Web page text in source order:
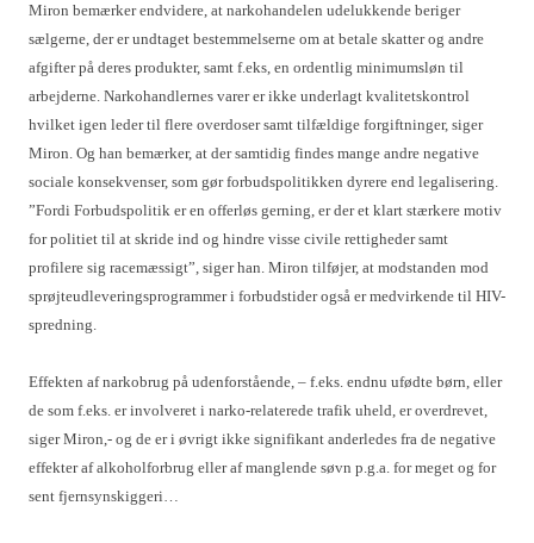
Miron bemærker endvidere, at narkohandelen udelukkende beriger
sælgerne, der er undtaget bestemmelserne om at betale skatter og andre
afgifter på deres produkter, samt f.eks, en ordentlig minimumsløn til
arbejderne. Narkohandlernes varer er ikke underlagt kvalitetskontrol
hvilket igen leder til flere overdoser samt tilfældige forgiftninger, siger
Miron. Og han bemærker, at der samtidig findes mange andre negative
sociale konsekvenser, som gør forbudspolitikken dyrere end legalisering.
”Fordi Forbudspolitik er en offerløs gerning, er der et klart stærkere motiv
for politiet til at skride ind og hindre visse civile rettigheder samt
profilere sig racemæssigt”, siger han. Miron tilføjer, at modstanden mod
sprøjteudleveringsprogrammer i forbudstider også er medvirkende til HIV-
spredning.
Effekten af narkobrug på udenforstående, – f.eks. endnu ufødte børn, eller
de som f.eks. er involveret i narko-relaterede trafik uheld, er overdrevet,
siger Miron,- og de er i øvrigt ikke signifikant anderledes fra de negative
effekter af alkoholforbrug eller af manglende søvn p.g.a. for meget og for
sent fjernsynskiggeri…